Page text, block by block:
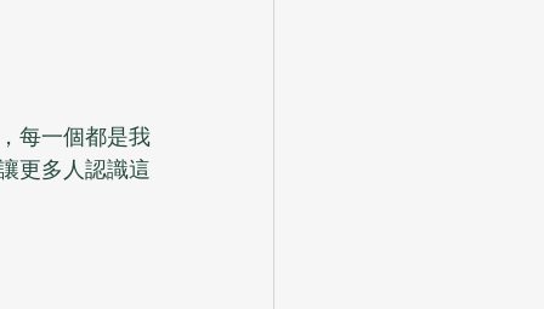
每一個都是我
更多人認識這